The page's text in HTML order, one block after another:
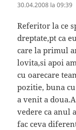
30.04.2008 la 09:39
Referitor la ce
dreptate,pt ca
care la primul
lovita,si apoi
cu oarecare
pozitie, buna
a venit a
vedere ca anul
fac ceva